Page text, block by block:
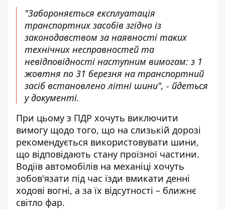
"Забороняється експлуатація
транспортних засобів згідно із
законодавством за наявності таких
технічних несправностей та
невідповідності наступним вимогам: з 1
жовтня по 31 березня на транспортний
засіб встановлено літні шини", - йдеться
у документі.
При цьому з ПДР хочуть виключити
вимогу щодо того, що на слизькій дорозі
рекомендується використовувати шини,
що відповідають стану проїзної частини.
Водіїв автомобілів на механіці хочуть
зобов'язати під час їзди вмикати денні
ходові вогні, а за їх відсутності – ближнє
світло фар.